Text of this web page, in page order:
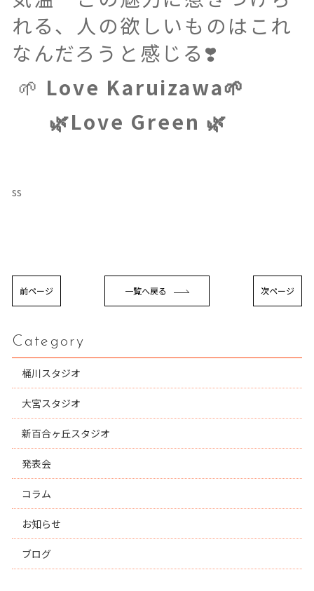
れる、人の欲しいものはこれ
なんだろうと感じる❣️
🌱 Love Karuizawa🌱
🌿Love Green 🌿
ss
前ページ 一覧へ戻る 次ページ
Category
桶川スタジオ
大宮スタジオ
新百合ヶ丘スタジオ
発表会
コラム
お知らせ
ブログ